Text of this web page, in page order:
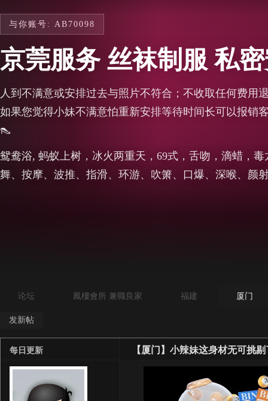
与你账号: AB70098
京莞服务 丝袜制服 私
人到不满意或安排过去与照片不符合；不收取任何费用
如果您觉得小妹不满意怕重新安排等待时间长可以报销
👠
鸳鸯浴, 蚂蚁上树，冰火两重天，69式，舌吻，滴蜡，
舞、按摩、波推、指滑、环游、吹箫、口爆、深喉、颜
论坛 鳳樓會所 兼職良家 福建 厦门
发新帖
【厦门】小辣妹这身材无可挑剔
每日更新